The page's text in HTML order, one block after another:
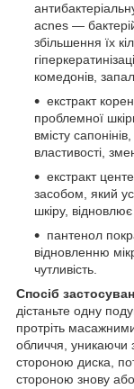
acnes —
збільшення їх
комедонів,
екстракт
проблемної
вмісту
властивості,
екстракт
засобом, який
шкіру, відновлює
пантенол
відновленню
чутливість.
Спосіб
дістаньте одну
протріть
обличчя, уникаючи
стороною диска,
стороною знову